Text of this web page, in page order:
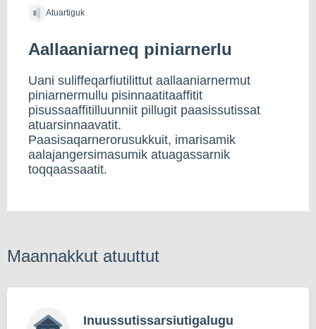
Atuartiguk
Aallaaniarneq piniarnerlu
Uani suliffeqarfiutilittut aallaaniarnermut
piniarnermullu pisinnaatitaaffitit
pisussaaffitilluunniit pillugit paasissutissat
atuarsinnaavatit.
Paasisaqarnerorusukkuit, imarisamik
aalajangersimasumik atuagassarnik
toqqaassaatit.
Maannakkut atuuttut
Inuussutissarsiutigalugu